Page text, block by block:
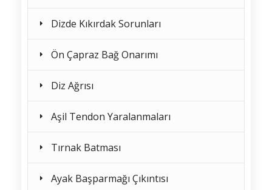
Dizde Kıkırdak Sorunları
Ön Çapraz Bağ Onarımı
Diz Ağrısı
Aşil Tendon Yaralanmaları
Tırnak Batması
Ayak Başparmağı Çıkıntısı